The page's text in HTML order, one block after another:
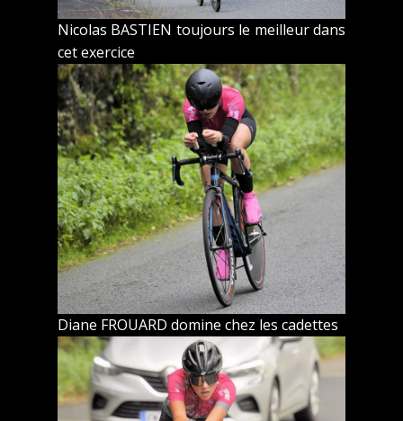
Nicolas BASTIEN toujours le meilleur dans
cet exercice
Diane FROUARD domine chez les cadettes